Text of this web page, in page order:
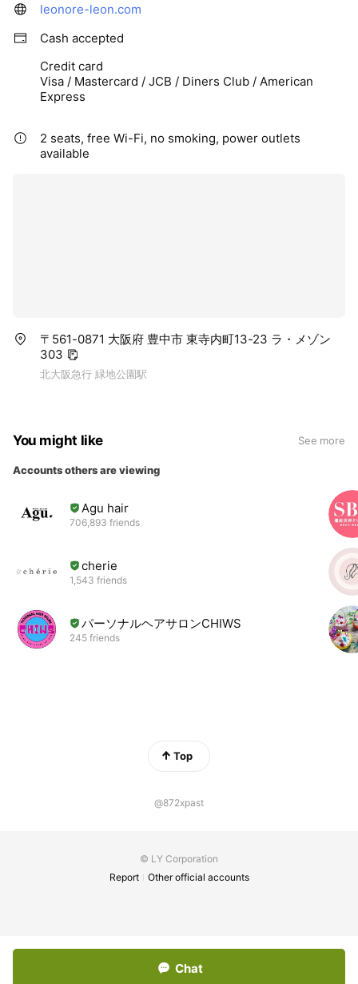
leonore-leon.com
Cash accepted
Credit card
Visa / Mastercard / JCB / Diners Club / American
Express
2 seats, free Wi-Fi, no smoking, power outlets
available
〒561-0871 大阪府 豊中市 東寺内町13-23 ラ・メゾン
303
北大阪急行 緑地公園駅
You might like See more
Accounts others are viewing
Agu hair
706,893 friends
cherie
1,543 friends
パーソナルヘアサロンCHIWS
245 friends
Top
@872xpast
© LY Corporation
Report
Other official accounts
Chat